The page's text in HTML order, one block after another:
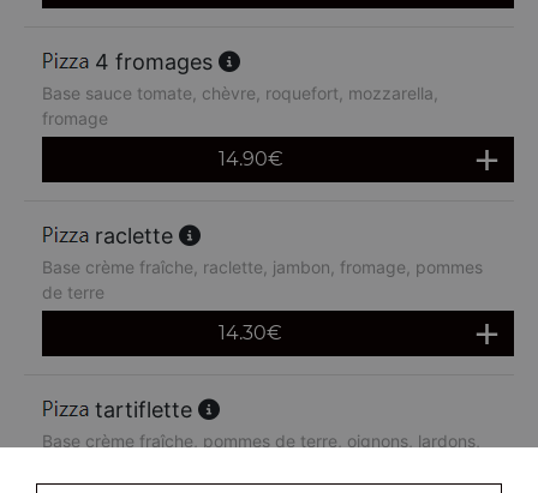
4 fromages
Base sauce tomate, chèvre, roquefort, mozzarella,
fromage
14.90€
raclette
Base crème fraîche, raclette, jambon, fromage, pommes
de terre
14.30€
tartiflette
Base crème fraîche, pommes de terre, oignons, lardons,